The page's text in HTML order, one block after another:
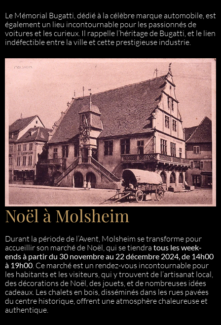
Le Mémorial Bugatti, dédié à la célèbre marque automobile, est
également un lieu incontournable pour les passionnés de
voitures et les curieux. Il rappelle l’héritage de Bugatti, et le lien
indéfectible entre la ville et cette prestigieuse industrie.
Noël à Molsheim
Durant la période de l’Avent, Molsheim se transforme pour
accueillir son marché de Noël, qui se tiendra tous les week-
ends à partir du 30 novembre au 22 décembre 2024, de 14h00
à 19h00. Ce marché est un rendez-vous incontournable pour
les habitants et les visiteurs, qui y trouvent de l’artisanat local,
des décorations de Noël, des jouets, et de nombreuses idées
cadeaux. Les chalets en bois, disséminés dans les rues pavées
du centre historique, offrent une atmosphère chaleureuse et
authentique.